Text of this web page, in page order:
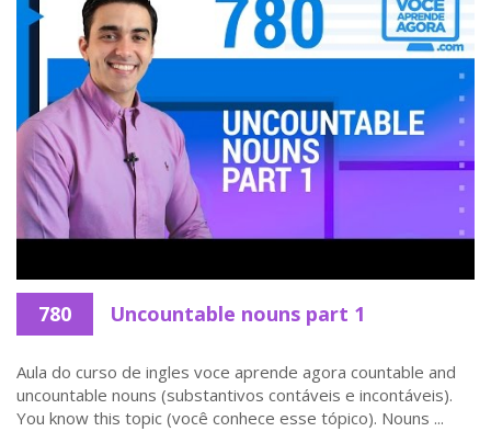
780 Uncountable nouns part 1
Aula do curso de ingles voce aprende agora countable and
uncountable nouns (substantivos contáveis e incontáveis).
You know this topic (você conhece esse tópico). Nouns ...